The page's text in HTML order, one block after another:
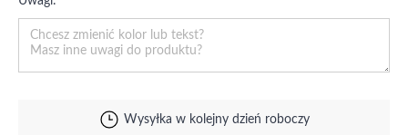
Wysyłka w kolejny dzień roboczy